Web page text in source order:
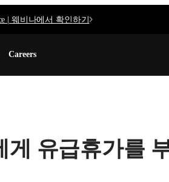
| 웨비나에서 확인하기
Careers
게 유급휴가를